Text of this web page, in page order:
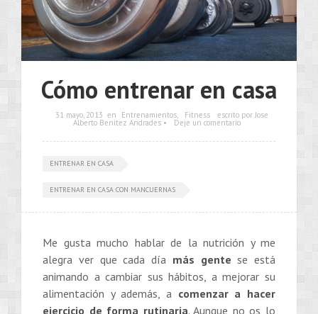
Cómo entrenar en casa
31 mayo, 2013 en Entrenamientos, Fitness escrito por Jose
Alberto Benítez Andrades • Deje un comentario
ENTRENAR EN CASA
ENTRENAR EN CASA CON MANCUERNAS
Me gusta mucho hablar de la nutrición y me
alegra ver que cada día más gente se está
animando a cambiar sus hábitos, a mejorar su
alimentación y además, a comenzar a hacer
ejercicio de forma rutinaria. Aunque no os lo